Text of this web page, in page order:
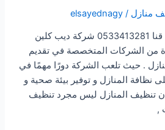
منازل /
elsayednagy
شركة تنظيف المنازل فى قنا 0533413281 شركة ديب كلين
من الشركات المتخصصة في تقديم
. حيث تلعب الشركة دورًا مهمًا في
نظافة المنازل و توفير بيئة صحية و
تنظيف المنازل ليس مجرد تنظيف
,